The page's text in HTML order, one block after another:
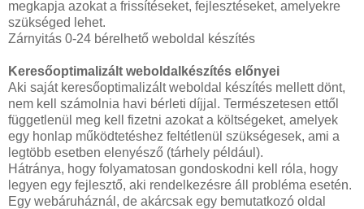
megkapja azokat a frissítéseket, fejlesztéseket, amelyekre
szükséged lehet.
Zárnyitás 0-24 bérelhető weboldal készítés
Keresőoptimalizált weboldalkészítés előnyei
Aki saját keresőoptimalizált weboldal készítés mellett dönt,
nem kell számolnia havi bérleti díjjal. Természetesen ettől
függetlenül meg kell fizetni azokat a költségeket, amelyek
egy honlap működtetéshez feltétlenül szükségesek, ami a
legtöbb esetben elenyésző (tárhely például).
Hátránya, hogy folyamatosan gondoskodni kell róla, hogy
legyen egy fejlesztő, aki rendelkezésre áll probléma esetén.
Egy webáruháznál, de akárcsak egy bemutatkozó oldal